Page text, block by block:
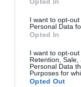
I want to opt-
Personal Data
Opted In
I want to opt-out
Retention,
Personal Data
Purposes for
Opted Out
árszabályozások
easyJettel.
felmérésükből az
jegyvásárláskor
nemcsak a